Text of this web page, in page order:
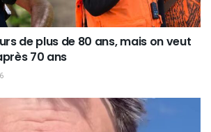
de plus de 80 ans, mais on veut
70 ans